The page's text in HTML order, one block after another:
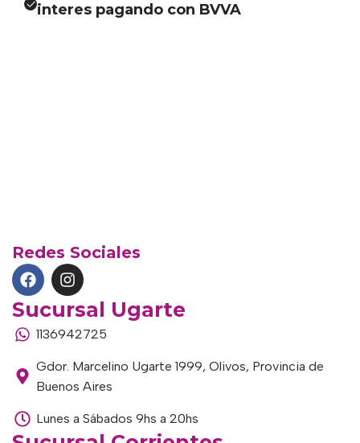
interes pagando con BVVA
Redes Sociales
Sucursal Ugarte
1136942725
Gdor. Marcelino Ugarte 1999, Olivos, Provincia de
Buenos Aires
Lunes a Sábados 9hs a 20hs